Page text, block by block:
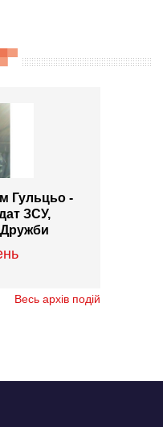
Гульцьо -
ЗСУ,
Весь архів подій